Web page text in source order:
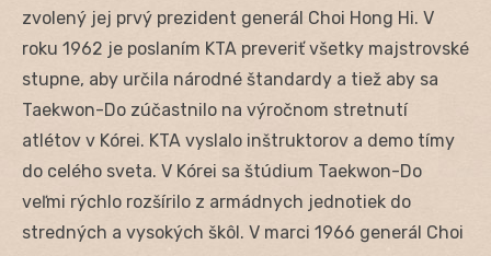
zvolený jej prvý prezident generál Choi Hong Hi. V
roku 1962 je poslaním KTA preveriť všetky majstrovské
stupne, aby určila národné štandardy a tiež aby sa
Taekwon-Do zúčastnilo na výročnom stretnutí
atlétov v Kórei. KTA vyslalo inštruktorov a demo tímy
do celého sveta. V Kórei sa štúdium Taekwon-Do
veľmi rýchlo rozšírilo z armádnych jednotiek do
stredných a vysokých škôl. V marci 1966 generál Choi